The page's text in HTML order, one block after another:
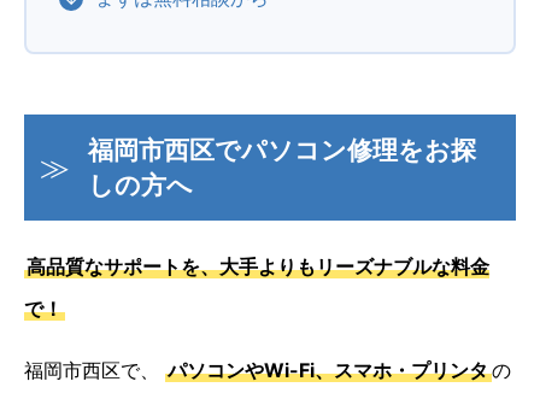
福岡市西区でパソコン修理をお探
しの方へ
高品質なサポートを、大手よりもリーズナブルな料金
で！
福岡市西区で、 パソコンやWi-Fi、スマホ・プリンタの